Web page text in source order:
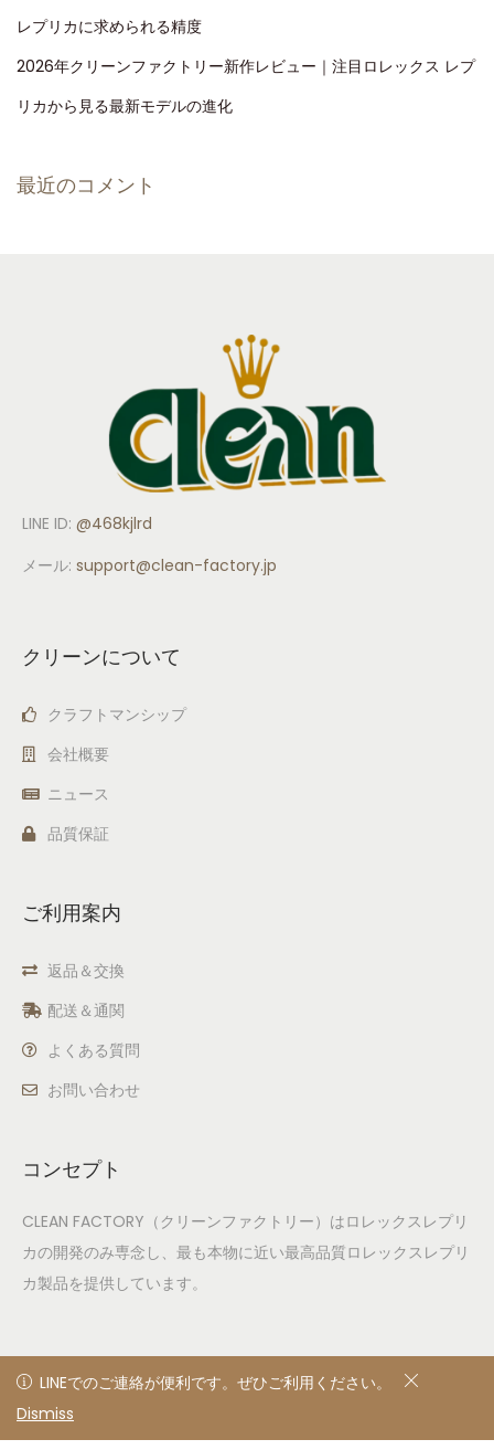
LINEでのご連絡が便利です。ぜひご利用ください。
レプリカに求められる精度
2026年クリーンファクトリー新作レビュー｜注目ロレックス レプ
リカから見る最新モデルの進化
最近のコメント
LINE ID: @468kjlrd
メール: support@clean-factory.jp
クリーンについて
クラフトマンシップ
会社概要
ニュース
品質保証
ご利用案内
返品＆交換
配送＆通関
よくある質問
お問い合わせ
コンセプト
CLEAN FACTORY（クリーンファクトリー）はロレックスレプリ
カの開発のみ専念し、最も本物に近い最高品質ロレックスレプリ
カ製品を提供しています。
© 2020
LINEでのご連絡が便利です。ぜひご利用ください。
Dismiss